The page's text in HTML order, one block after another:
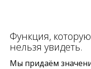
Функция,
нельзя увидеть.
Мы придаём